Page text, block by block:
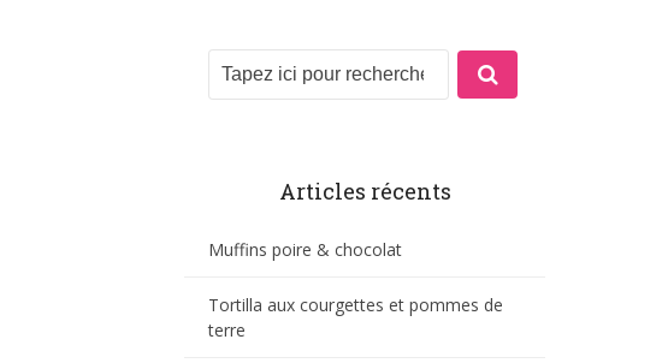
Articles récents
Muffins poire & chocolat
Tortilla aux courgettes et pommes de
terre